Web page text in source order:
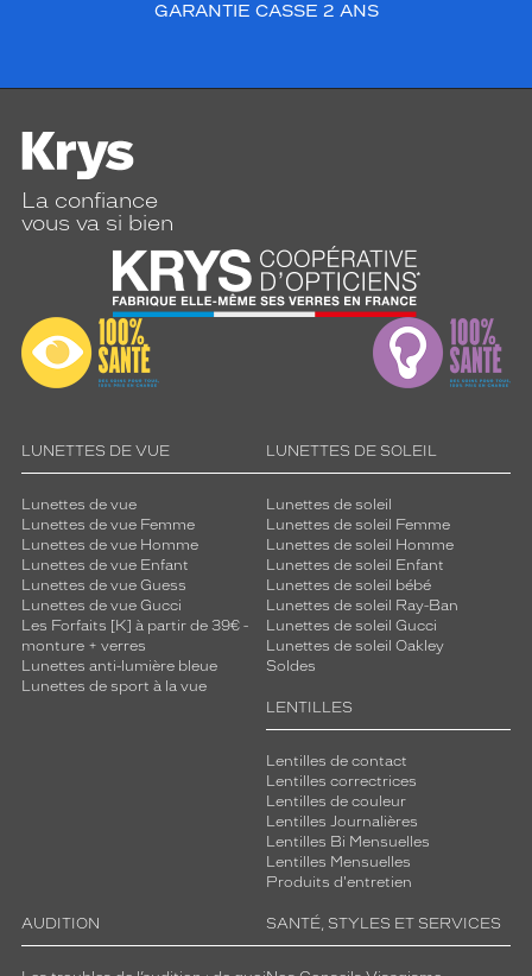
GARANTIE CASSE 2 ANS
La confiance
vous va si bien
LUNETTES DE VUE
Lunettes de vue
Lunettes de vue Femme
Lunettes de vue Homme
Lunettes de vue Enfant
Lunettes de vue Guess
Lunettes de vue Gucci
Les Forfaits [K] à partir de 39€ -
monture + verres
Lunettes anti-lumière bleue
Lunettes de sport à la vue
LUNETTES DE SOLEIL
Lunettes de soleil
Lunettes de soleil Femme
Lunettes de soleil Homme
Lunettes de soleil Enfant
Lunettes de soleil bébé
Lunettes de soleil Ray-Ban
Lunettes de soleil Gucci
Lunettes de soleil Oakley
Soldes
LENTILLES
Lentilles de contact
Lentilles correctrices
Lentilles de couleur
Lentilles Journalières
Lentilles Bi Mensuelles
Lentilles Mensuelles
Produits d'entretien
AUDITION SANTÉ, STYLES ET SERVICES